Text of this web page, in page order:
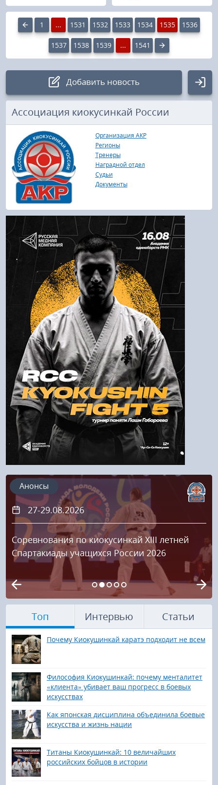
1 ... 1531 1532 1533 1534 1535 1536
1537 1538 1539 ... 1541
Добавить новость
Авторизация
Логин:
Пароль
Войти
Напомнить пароль
Регистрация
Ассоциация киокусинкай России
Организация АКР
Регионы
Тренеры
Наградной отдел
Судьи
Документы
27-29.08.2026
Соревнования по киокусинкай XIII летней
Спартакиады учащихся России 2026
Анонсы
Топ Интервью Статьи
Почему Киокушинкай каратэ подходит не всем
Философия Киокушинкай: почему менталитет
«клиента» убивает ваш прогресс в боевых
искусствах
Как японская дисциплина объединила боевые
искусства и жизнь нации
Титаны Киокушинкай: 10 величайших
российских бойцов в истории